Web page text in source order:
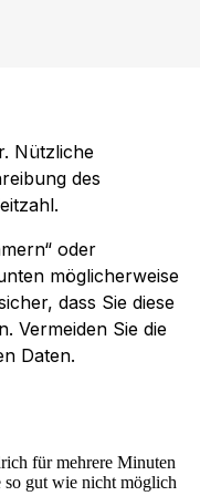
Nützliche
des
oder
möglicherweise
dass Sie diese
Vermeiden Sie die
Daten.